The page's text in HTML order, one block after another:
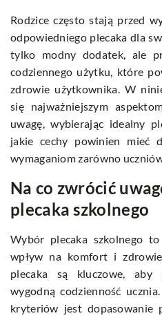
Rodzice często stają przed
odpowiedniego plecaka dla
tylko modny dodatek, ale
codziennego użytku, które
zdrowie użytkownika. W
się najważniejszym
uwagę, wybierając idealny
jakie cechy powinien mieć
wymaganiom zarówno
Na co zwrócić
plecaka szkolnego
Wybór plecaka szkolnego
wpływ na komfort i
plecaka są kluczowe, aby
wygodną codzienność
kryteriów jest dopasowanie